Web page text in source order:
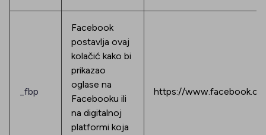
_fbp
Facebook
postavlja ovaj
kolačić kako bi
prikazao
oglase na
Facebooku ili
na digitalnoj
platformi koja
https://